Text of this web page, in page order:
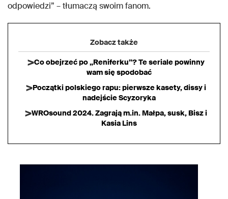
odpowiedzi” – tłumaczą swoim fanom.
Zobacz także
Co obejrzeć po „Reniferku”? Te seriale powinny
wam się spodobać
Początki polskiego rapu: pierwsze kasety, dissy i
nadejście Scyzoryka
WROsound 2024. Zagrają m.in. Małpa, susk, Bisz i
Kasia Lins